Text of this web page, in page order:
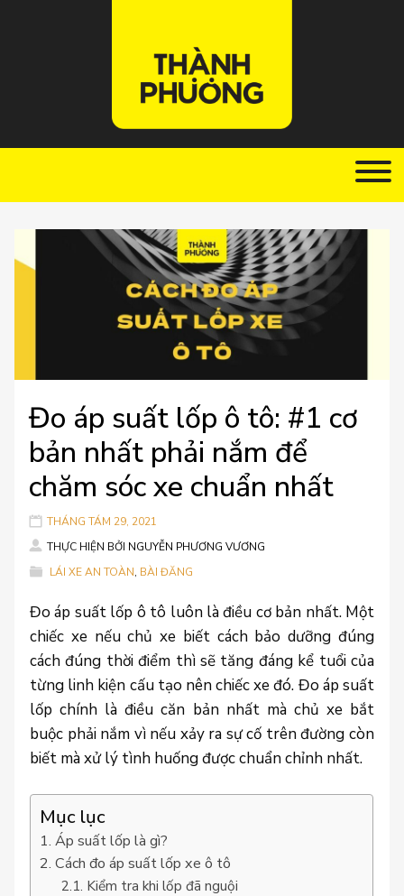
Đo áp suất lốp ô tô: #1 cơ
bản nhất phải nắm để
chăm sóc xe chuẩn nhất
THÁNG TÁM 29, 2021
THỰC HIỆN BỞI NGUYỄN PHƯƠNG VƯƠNG
LÁI XE AN TOÀN, BÀI ĐĂNG
Đo áp suất lốp ô tô luôn là điều cơ bản nhất. Một
chiếc xe nếu chủ xe biết cách bảo dưỡng đúng
cách đúng thời điểm thì sẽ tăng đáng kể tuổi của
từng linh kiện cấu tạo nên chiếc xe đó. Đo áp suất
lốp chính là điều căn bản nhất mà chủ xe bắt
buộc phải nắm vì nếu xảy ra sự cố trên đường còn
biết mà xử lý tình huống được chuẩn chỉnh nhất.
Mục lục
1. Áp suất lốp là gì?
2. Cách đo áp suất lốp xe ô tô
2.1. Kiểm tra khi lốp đã nguội